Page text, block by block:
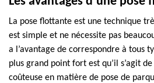
La pose flottante est une technique
est simple et ne nécessite pas
a l’avantage de correspondre à tous
plus grand point fort est qu’il s’agit
coûteuse en matière de pose de